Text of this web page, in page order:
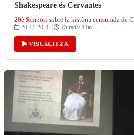
Shakespeare és Cervantes
20è Simposi sobre la història censurada de
20-11-2021 · Durada: 11m
VISUALITZA